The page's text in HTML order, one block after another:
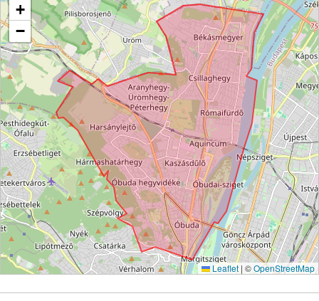
+
−
Leaflet | ©OpenStreetMap